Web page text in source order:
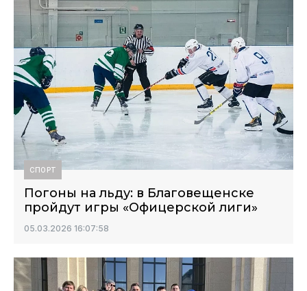
СПОРТ
Погоны на льду: в Благовещенске
пройдут игры «Офицерской лиги»
05.03.2026 16:07:58